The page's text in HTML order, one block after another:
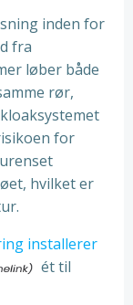
inden for
fra
løber både
rør,
for
hvilket er
installerer
ét til